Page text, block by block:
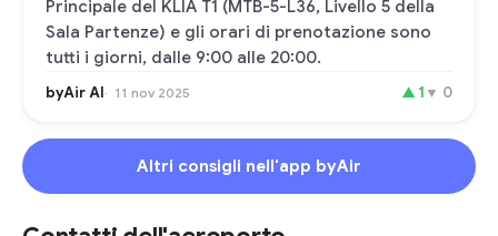
Principale del KLIA T1 (MTB-5-L36, Livello 5 della
Sala Partenze) e gli orari di prenotazione sono
tutti i giorni, dalle 9:00 alle 20:00.
byAir AI 11 nov 2025 ▲ 1 ▼ 0
Altri consigli nell'app byAir